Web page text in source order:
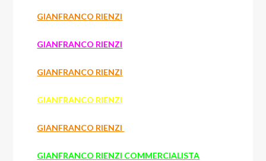
GIANFRANCO RIENZI
GIANFRANCO RIENZI
GIANFRANCO RIENZI
GIANFRANCO RIENZI
GIANFRANCO RIENZI
GIANFRANCO RIENZI COMMERCIALISTA